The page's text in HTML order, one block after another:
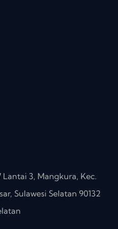
Lantai 3, Mangkura, Kec.
Sulawesi Selatan 90132